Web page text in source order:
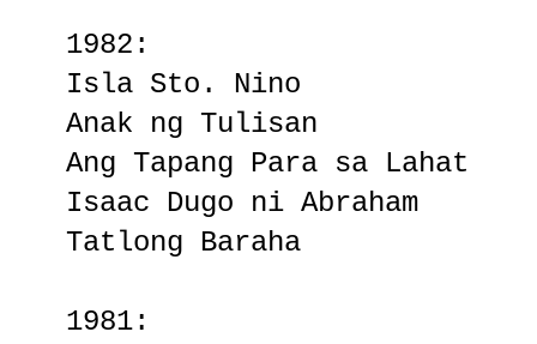
1982:
Isla Sto. Nino
Anak ng Tulisan
Ang Tapang Para sa Lahat
Isaac Dugo ni Abraham
Tatlong Baraha
1981: